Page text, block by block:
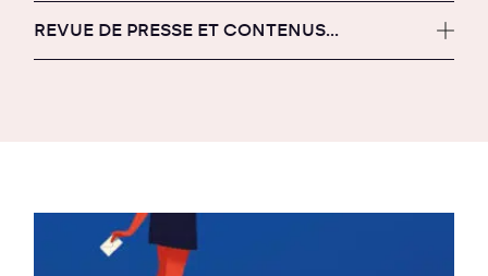
REVUE DE PRESSE ET CONTENUS...